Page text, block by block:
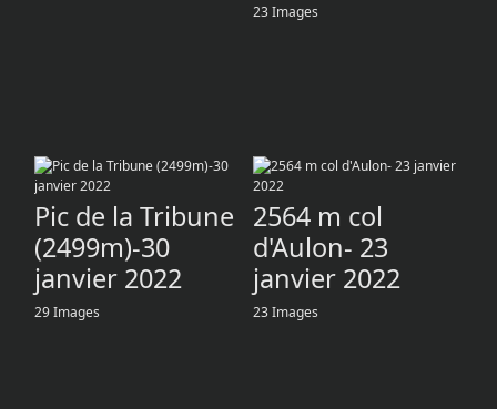
23 Images
Pic de la Tribune
(2499m)-30
janvier 2022
29 Images
2564 m col
d'Aulon- 23
janvier 2022
23 Images